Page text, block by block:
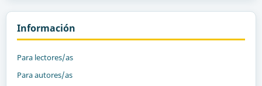
Información
Para lectores/as
Para autores/as